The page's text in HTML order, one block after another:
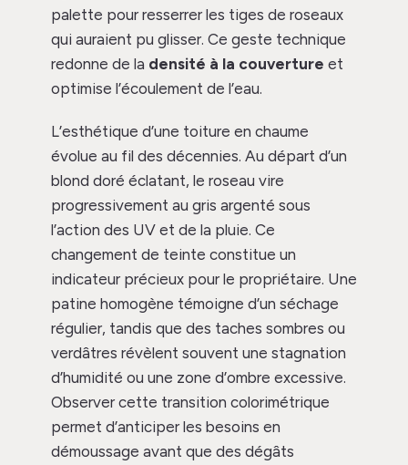
palette pour resserrer les tiges de roseaux
qui auraient pu glisser. Ce geste technique
redonne de la densité à la couverture et
optimise l’écoulement de l’eau.
L’esthétique d’une toiture en chaume
évolue au fil des décennies. Au départ d’un
blond doré éclatant, le roseau vire
progressivement au gris argenté sous
l’action des UV et de la pluie. Ce
changement de teinte constitue un
indicateur précieux pour le propriétaire. Une
patine homogène témoigne d’un séchage
régulier, tandis que des taches sombres ou
verdâtres révèlent souvent une stagnation
d’humidité ou une zone d’ombre excessive.
Observer cette transition colorimétrique
permet d’anticiper les besoins en
démoussage avant que des dégâts